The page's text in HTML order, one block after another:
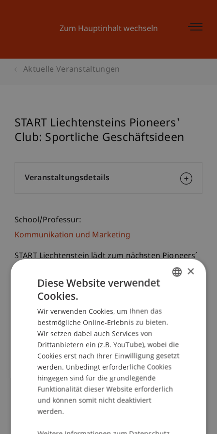
Zum Hauptinhalt wechseln
Aktuelle Veranstaltungen
START Liechtensteins Pioneers'
Club: Sportliche Geschäftsideen
School/Professur:
Kommunikation und Marketing
START Liechtenstein lädt zum nächsten Pioneers´
Club in der Universität Liechtenstein ein. Das
Thema wird dieses Mal Sportliche Geschäftsideen
sein. Hierfür dürfen wir Daniel Zech
(Bodystreet) begrüssen. Beide werden uns
Interessante Informationen zum Thema
Sportliche Geschäftsideen geben und wieso es
sich lohnt sich selbstständig zu machen. Wie
gewohnt bieten wir auch wieder eine
Paneldiskussion an und auch weitere
Austauschmöglichkeiten beim anschliessenden
Aperó.
Veranstaltungsdetails
×
Diese Website verwendet
Cookies.
Wir verwenden Cookies, um Ihnen das
bestmögliche Online-Erlebnis zu bieten.
Wir setzen dabei auch Services von
Drittanbietern ein (z.B. YouTube), wobei die
Cookies erst nach Ihrer Einwilligung gesetzt
werden. Unbedingt erforderliche Cookies
hingegen sind für die grundlegende
Funktionalität dieser Website erforderlich
und können somit nicht deaktiviert
werden.